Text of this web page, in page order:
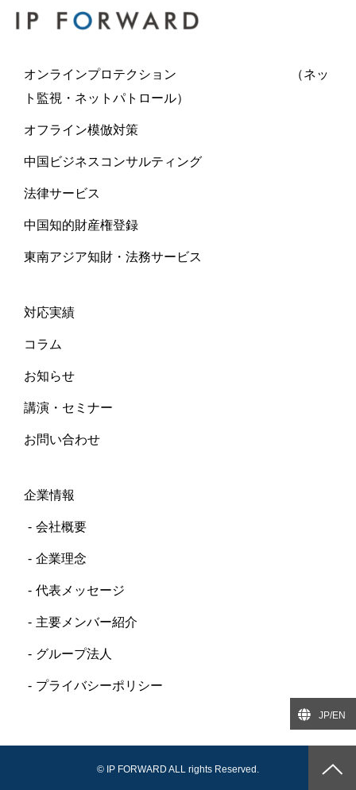
オンラインプロテクション （ネッ
ト監視・ネットパトロール）
オフライン模倣対策
中国ビジネスコンサルティング
法律サービス
中国知的財産権登録
東南アジア知財・法務サービス
対応実績
コラム
お知らせ
講演・セミナー
お問い合わせ
企業情報
会社概要
企業理念
代表メッセージ
主要メンバー紹介
グループ法人
プライバシーポリシー
JP/EN
© IP FORWARD ALL rights Reserved.